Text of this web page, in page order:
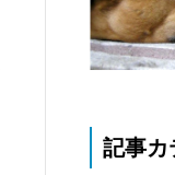
記事カ